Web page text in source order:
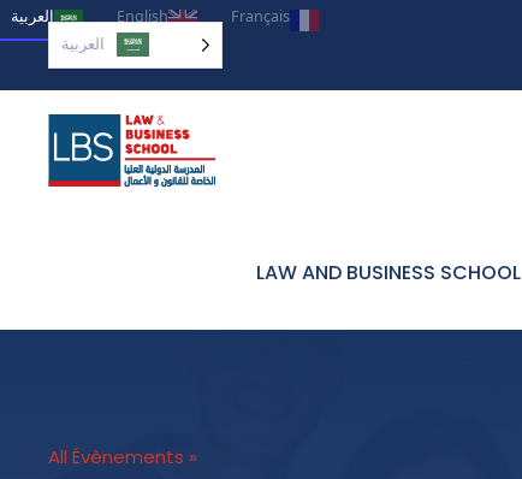
Français
English العربية‏
العربية‏
LAW AND BUSINESS SCHOOL
« All Évènements